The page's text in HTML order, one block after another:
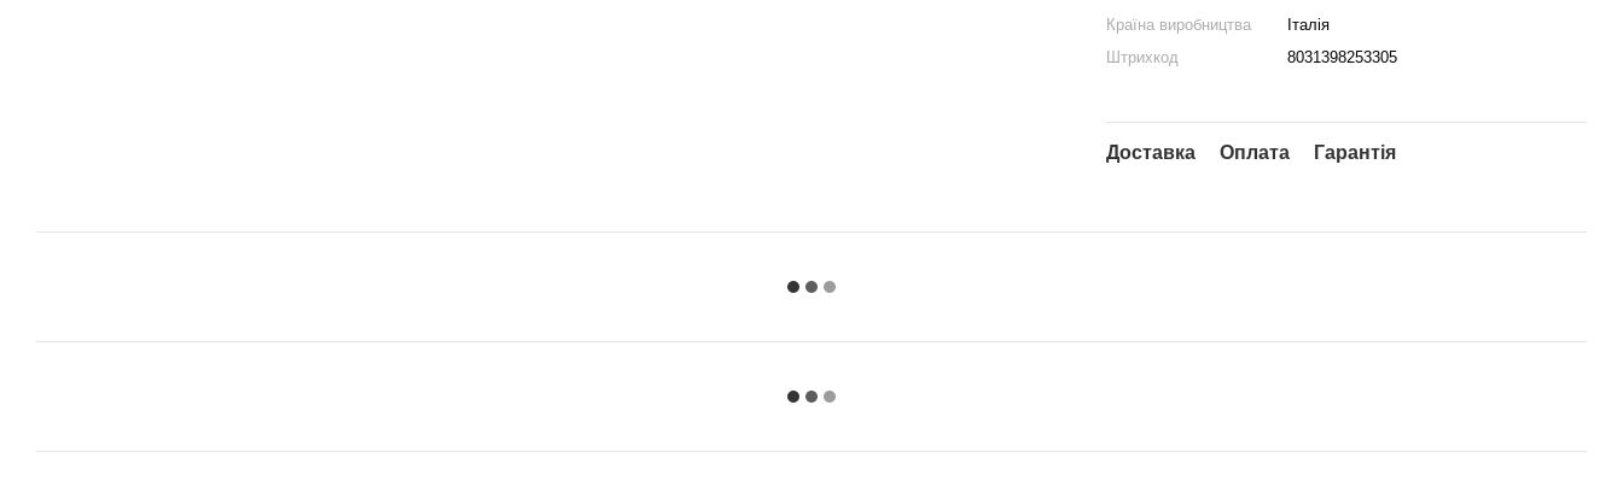
Країна виробництва
Італія
Штрихкод
8031398253305
Доставка Оплата Гарантія